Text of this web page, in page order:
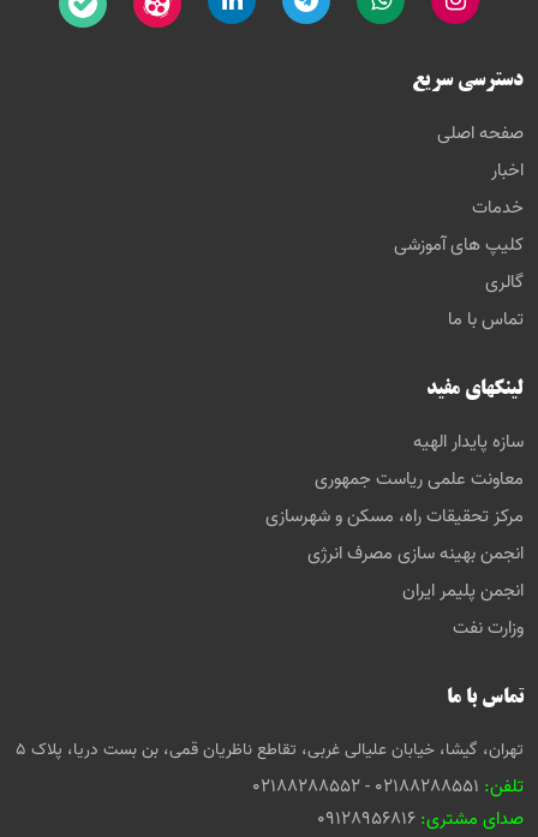
دسترسی سریع
صفحه اصلی
اخبار
خدمات
کلیپ های آموزشی
گالری
تماس با ما
لینکهای مفید
سازه پایدار الهیه
معاونت علمی ریاست جمهوری
مرکز تحقیقات راه، مسکن و شهرسازی
انجمن بهینه سازی مصرف انرژی
انجمن پلیمر ایران
وزارت نفت
تماس با ما
تهران، گیشا، خیابان علیالی غربی، تقاطع ناظریان قمی، بن بست دریا، پلاک 5
تلفن: 02188288551 - 02188288552
صدای مشتری: 09128956816